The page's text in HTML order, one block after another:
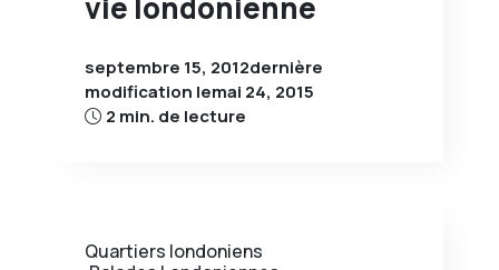
septembre 15, 2012dernière
modification lemai 24, 2015
2 min. de lecture
Quartiers londoniens